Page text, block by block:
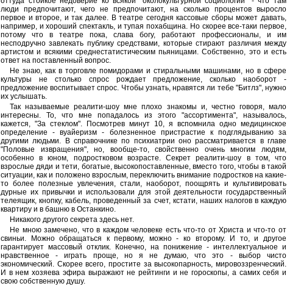
люди предпочитают, чего не предпочитают, на сколько процентов выросло
первое и второе, и так далее. В театре сегодня кассовые сборы может давать,
например, и хороший спектакль, и тупая похабщина. Но скорее все-таки первое,
потому что в театре пока, слава богу, работают профессионалы, и им
несподручно завлекать публику средствами, которые стирают различия между
артистом и всякими среднестатистическим пьяницами. Собственно, это и есть
ответ на поставленный вопрос.
Не знаю, как в торговле помидорами и стиральными машинами, но в сфере
культуры не столько спрос рождает предложение, сколько наоборот -
предложение воспитывает спрос. Чтобы узнать, нравятся ли тебе "Битлз", нужно
их услышать.
Так называемые реалити-шоу мне плохо знакомы и, честно говоря, мало
интересны. То, что мне попадалось из этого "ассортимента", называлось,
кажется, "За стеклом". Посмотрев минут 10, я вспомнила одно медицинское
определение - вуайеризм - болезненное пристрастие к подглядыванию за
другими людьми. В справочнике по психиатрии оно рассматривается в главе
"Половые извращения", но, вообще-то, свойственно очень многим людям,
особенно в юном, подростковом возрасте. Секрет реалити-шоу в том, что
взрослые дяди и тети, богатые, высокопоставленные, вместо того, чтобы в такой
ситуации, как и положено взрослым, переключить внимание подростков на какие-
то более полезные увлечения, стали, наоборот, поощрять и культивировать
дурные их привычки и использовали для этой деятельности государственный
телеящик, кнопку, кабель, проведенный за счет, кстати, наших налогов в каждую
квартиру и в башню в Останкино.
Никакого другого секрета здесь нет.
Не мною замечено, что в каждом человеке есть что-то от Христа и что-то от
свиньи. Можно обращаться к первому, можно - ко второму. И то, и другое
гарантирует массовый отклик. Конечно, на понижение - интеллектуальное и
нравственное - играть проще, но я не думаю, что это - выбор чисто
экономический. Скорее всего, простите за высокопарность, мировоззренческий.
И в нем хозяева эфира выражают не рейтинги и не гороскопы, а самих себя и
свою собственную душу.